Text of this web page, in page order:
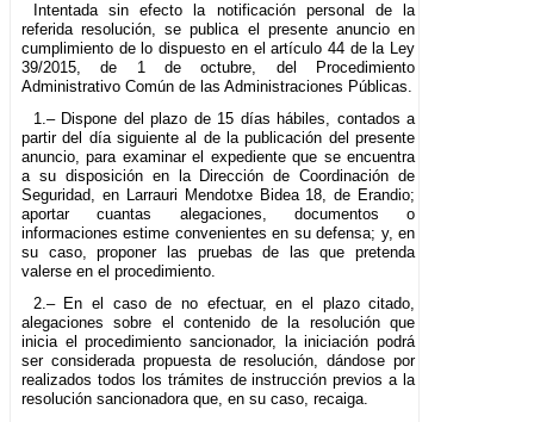
Intentada sin efecto la notificación personal de la
referida resolución, se publica el presente anuncio en
cumplimiento de lo dispuesto en el artículo 44 de la Ley
39/2015, de 1 de octubre, del Procedimiento
Administrativo Común de las Administraciones Públicas.
1.– Dispone del plazo de 15 días hábiles, contados a
partir del día siguiente al de la publicación del presente
anuncio, para examinar el expediente que se encuentra
a su disposición en la Dirección de Coordinación de
Seguridad, en Larrauri Mendotxe Bidea 18, de Erandio;
aportar cuantas alegaciones, documentos o
informaciones estime convenientes en su defensa; y, en
su caso, proponer las pruebas de las que pretenda
valerse en el procedimiento.
2.– En el caso de no efectuar, en el plazo citado,
alegaciones sobre el contenido de la resolución que
inicia el procedimiento sancionador, la iniciación podrá
ser considerada propuesta de resolución, dándose por
realizados todos los trámites de instrucción previos a la
resolución sancionadora que, en su caso, recaiga.